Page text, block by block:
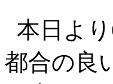
本日よ
都合の良